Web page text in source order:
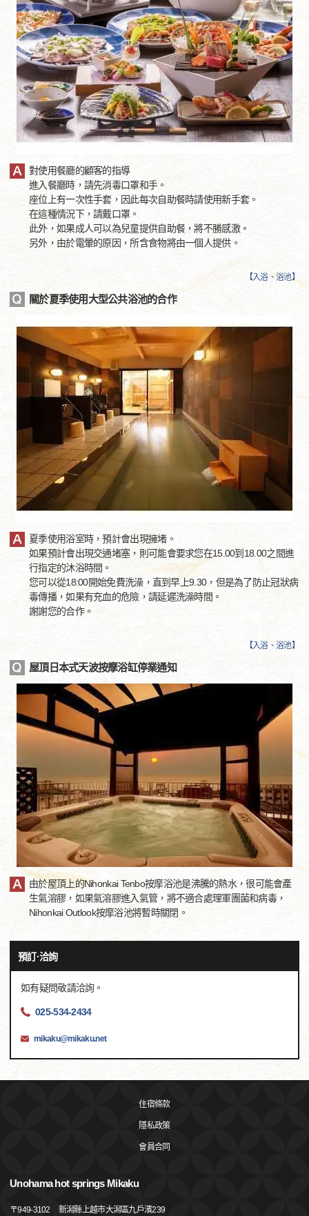
對使用餐廳的顧客的指導
進入餐廳時，請先消毒口罩和手。
座位上有一次性手套，因此每次自助餐時請使用新手套。
在這種情況下，請戴口罩。
此外，如果成人可以為兒童提供自助餐，將不勝感激。
另外，由於電暈的原因，所含食物將由一個人提供。
【入浴、浴池】
關於夏季使用大型公共浴池的合作
夏季使用浴室時，預計會出現擁堵。
如果預計會出現交通堵塞，則可能會要求您在15.00到18.00之間進
行指定的沐浴時間。
您可以從18:00開始免費洗澡，直到早上9.30，但是為了防止冠狀病
毒傳播，如果有充血的危險，請延遲洗澡時間。
謝謝您的合作。
【入浴、浴池】
屋頂日本式天波按摩浴缸停業通知
由於屋頂上的Nihonkai Tenbo按摩浴池是沸騰的熱水，很可能會產
生氣溶膠，如果氣溶膠進入氣管，將不適合處理軍團菌和病毒，
Nihonkai Outlook按摩浴池將暫時關閉。
預訂·洽詢
如有疑問敬請洽詢。
025-534-2434
mikaku@mikaku.net
住宿條款
隱私政策
會員合同
Unohama hot springs Mikaku
〒949-3102 新潟縣上越市大潟區九戶濱239